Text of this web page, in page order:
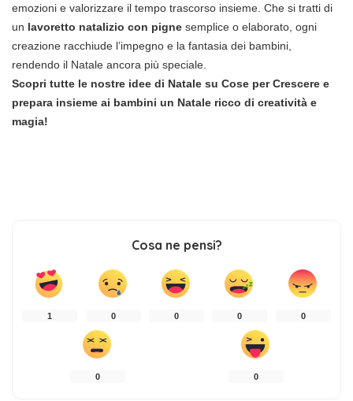
emozioni e valorizzare il tempo trascorso insieme. Che si tratti di
un lavoretto natalizio con pigne semplice o elaborato, ogni
creazione racchiude l’impegno e la fantasia dei bambini,
rendendo il Natale ancora più speciale.
Scopri tutte le nostre idee di Natale su Cose per Crescere e
prepara insieme ai bambini un Natale ricco di creatività e
magia!
Cosa ne pensi?
1 0 0 0 0
0 0